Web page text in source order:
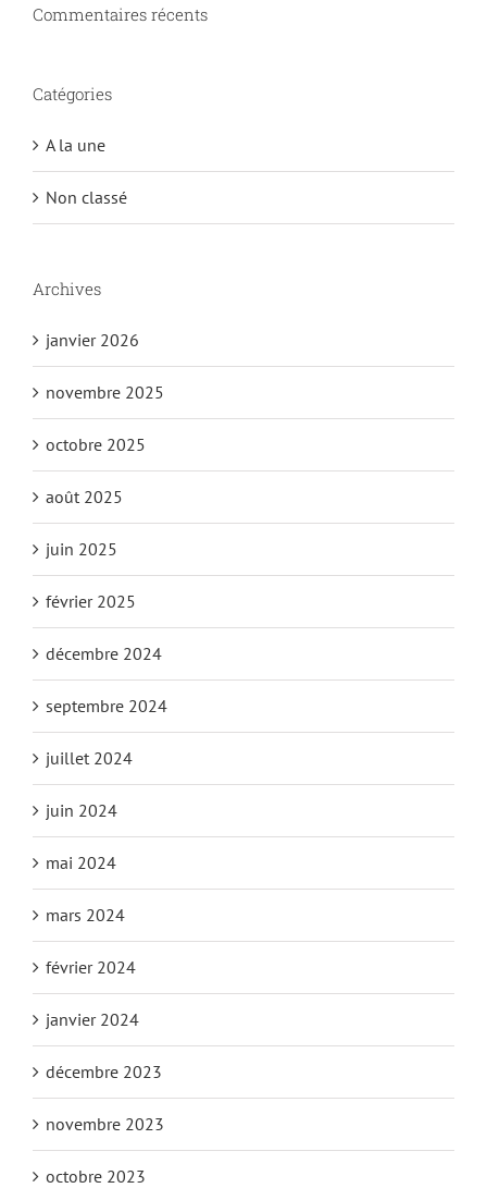
Commentaires récents
Catégories
A la une
Non classé
Archives
janvier 2026
novembre 2025
octobre 2025
août 2025
juin 2025
février 2025
décembre 2024
septembre 2024
juillet 2024
juin 2024
mai 2024
mars 2024
février 2024
janvier 2024
décembre 2023
novembre 2023
octobre 2023